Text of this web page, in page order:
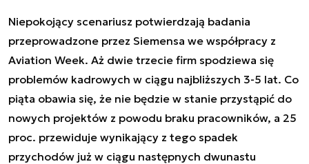
Niepokojący scenariusz potwierdzają badania
przeprowadzone przez Siemensa we współpracy z
Aviation Week. Aż dwie trzecie firm spodziewa się
problemów kadrowych w ciągu najbliższych 3-5 lat. Co
piąta obawia się, że nie będzie w stanie przystąpić do
nowych projektów z powodu braku pracowników, a 25
proc. przewiduje wynikający z tego spadek
przychodów już w ciągu następnych dwunastu